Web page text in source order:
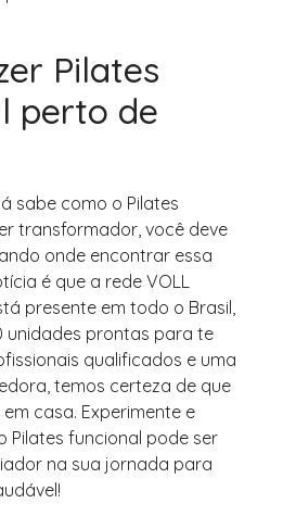
Pilates
perto de
sabe como o Pilates
transformador, você deve
onde encontrar essa
é que a rede VOLL
presente em todo o Brasil,
unidades prontas para te
qualificados e uma
temos certeza de que
casa. Experimente e
Pilates funcional pode ser
na sua jornada para